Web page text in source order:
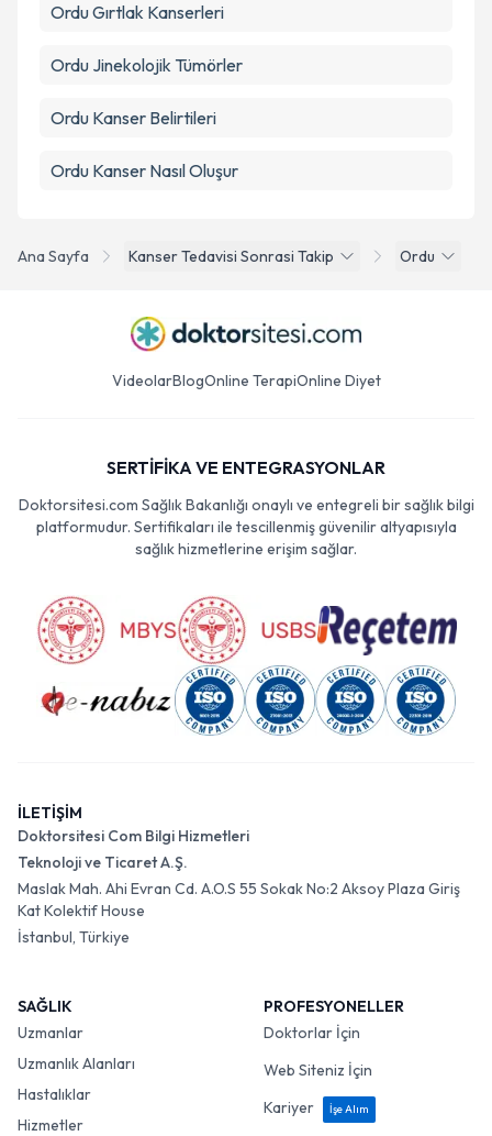
Ana Sayfa Kanser Tedavisi Sonrasi Takip Ordu
Ordu Gırtlak Kanserleri
Ordu Jinekolojik Tümörler
Ordu Kanser Belirtileri
Ordu Kanser Nasıl Oluşur
VideolarBlogOnline TerapiOnline Diyet
SERTİFİKA VE ENTEGRASYONLAR
Doktorsitesi.com Sağlık Bakanlığı onaylı ve entegreli bir sağlık bilgi
platformudur. Sertifikaları ile tescillenmiş güvenilir altyapısıyla
sağlık hizmetlerine erişim sağlar.
İLETİŞİM
Doktorsitesi Com Bilgi Hizmetleri
Teknoloji ve Ticaret A.Ş.
Maslak Mah. Ahi Evran Cd. A.O.S 55 Sokak No:2 Aksoy Plaza Giriş
Kat Kolektif House
İstanbul, Türkiye
SAĞLIK
Uzmanlar
Uzmanlık Alanları
Hastalıklar
Hizmetler
PROFESYONELLER
Doktorlar İçin
Web Siteniz İçin
Kariyer
İşe Alım